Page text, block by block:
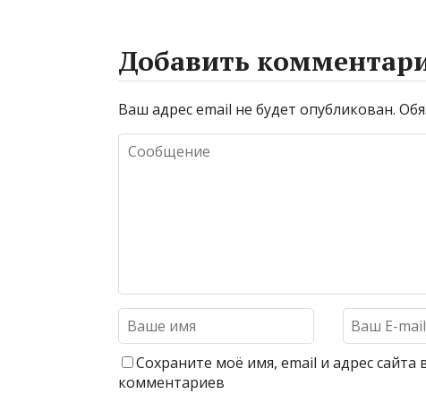
Добавить
Ваш адрес email не будет опубликован.
Сохраните моё имя, email и адрес
комментариев